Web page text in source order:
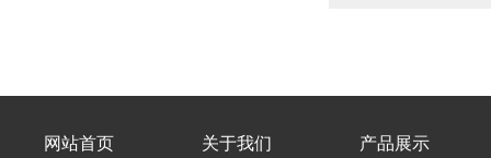
网站首页 关于我们 产品展示